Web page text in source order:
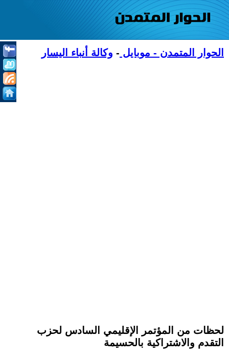
الحوار المتمدن - موبايل - وكالة أنباء اليسار
لحظات من المؤتمر الإقليمي السادس لحزب
التقدم والاشتراكية بالحسيمة